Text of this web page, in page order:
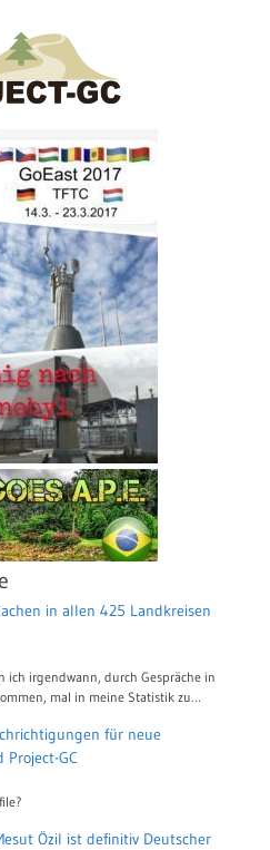
in allen 425 Landkreisen
ich irgendwann, durch Gespräche in
mal in meine Statistik zu…
für neue
Project-GC
Özil ist definitiv Deutscher